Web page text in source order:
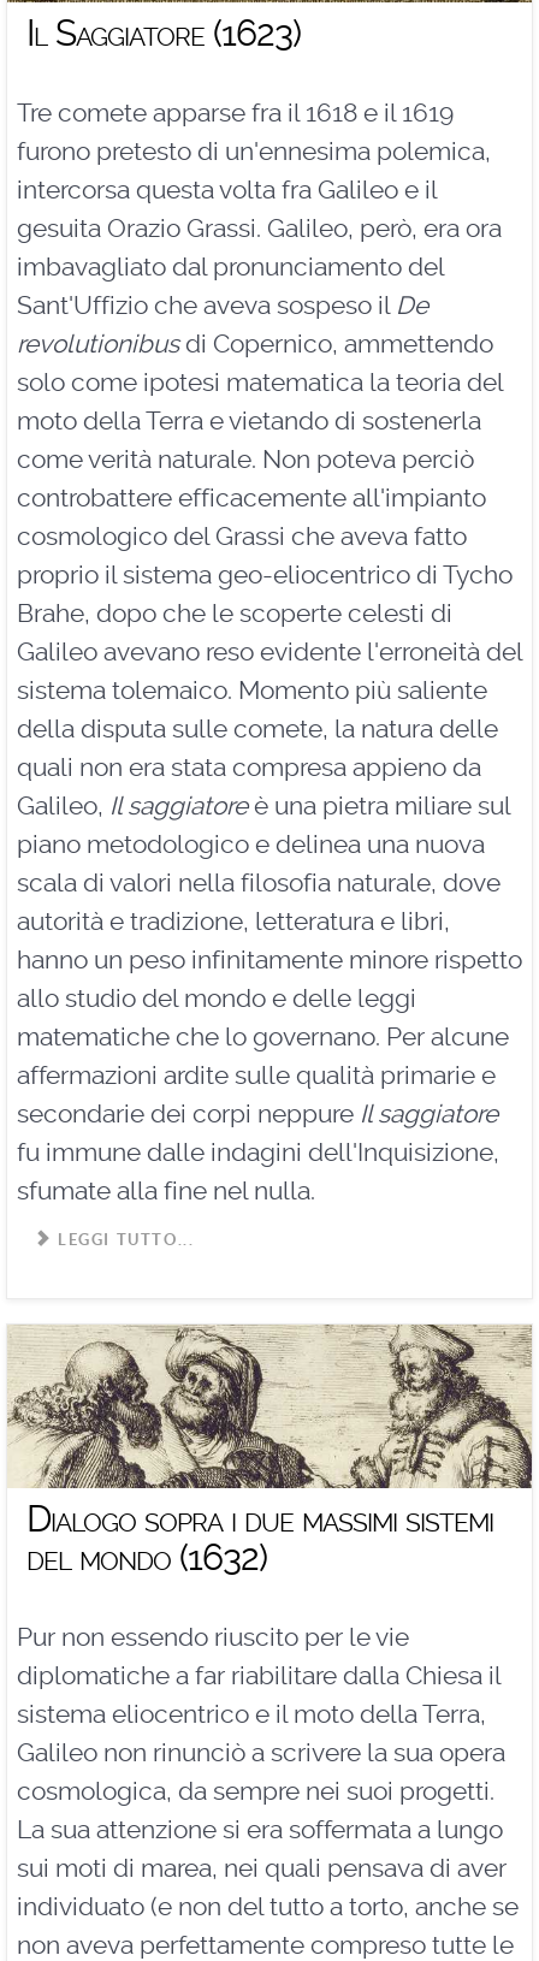
Il Saggiatore (1623)
Tre comete apparse fra il 1618 e il 1619
furono pretesto di un'ennesima polemica,
intercorsa questa volta fra Galileo e il
gesuita Orazio Grassi. Galileo, però, era ora
imbavagliato dal pronunciamento del
Sant'Uffizio che aveva sospeso il De
revolutionibusdi Copernico, ammettendo
solo come ipotesi matematica la teoria del
moto della Terra e vietando di sostenerla
come verità naturale. Non poteva perciò
controbattere efficacemente all'impianto
cosmologico del Grassi che aveva fatto
proprio il sistema geo-eliocentrico di Tycho
Brahe, dopo che le scoperte celesti di
Galileo avevano reso evidente l'erroneità del
sistema tolemaico. Momento più saliente
della disputa sulle comete, la natura delle
quali non era stata compresa appieno da
Galileo, Il saggiatoreè una pietra miliare sul
piano metodologico e delinea una nuova
scala di valori nella filosofia naturale, dove
autorità e tradizione, letteratura e libri,
hanno un peso infinitamente minore rispetto
allo studio del mondo e delle leggi
matematiche che lo governano. Per alcune
affermazioni ardite sulle qualità primarie e
secondarie dei corpi neppure Il saggiatore
fu immune dalle indagini dell'Inquisizione,
sfumate alla fine nel nulla.
LEGGI TUTTO...
Dialogo sopra i due massimi sistemi
del mondo (1632)
Pur non essendo riuscito per le vie
diplomatiche a far riabilitare dalla Chiesa il
sistema eliocentrico e il moto della Terra,
Galileo non rinunciò a scrivere la sua opera
cosmologica, da sempre nei suoi progetti.
La sua attenzione si era soffermata a lungo
sui moti di marea, nei quali pensava di aver
individuato (e non del tutto a torto, anche se
non aveva perfettamente compreso tutte le